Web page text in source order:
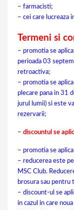
– farmacisti;
– cei care lucreaza
Termeni si
– promotia se
perioada 03
retroactiva;
– promotia se
plecare pana in 31
jurul lumii) si este
rezervarii;
– discountul se
– promotia se
– reducerea este
MSC Club.
brosura sau pentru
– discount-ul se
in cazul in care